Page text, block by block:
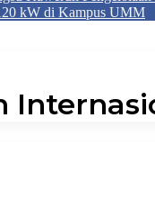
kW di Kampus UMM